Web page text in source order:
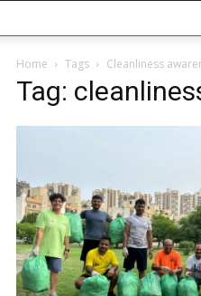
Home Tags Cleanliness
Tag: